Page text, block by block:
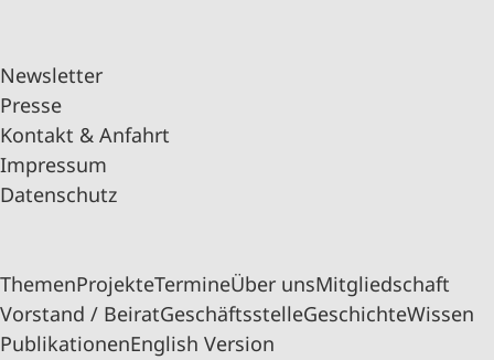
Newsletter
Presse
Kontakt & Anfahrt
Impressum
Datenschutz
ThemenProjekteTermineÜber unsMitgliedschaft
Vorstand / BeiratGeschäftsstelleGeschichteWissen
PublikationenEnglish Version